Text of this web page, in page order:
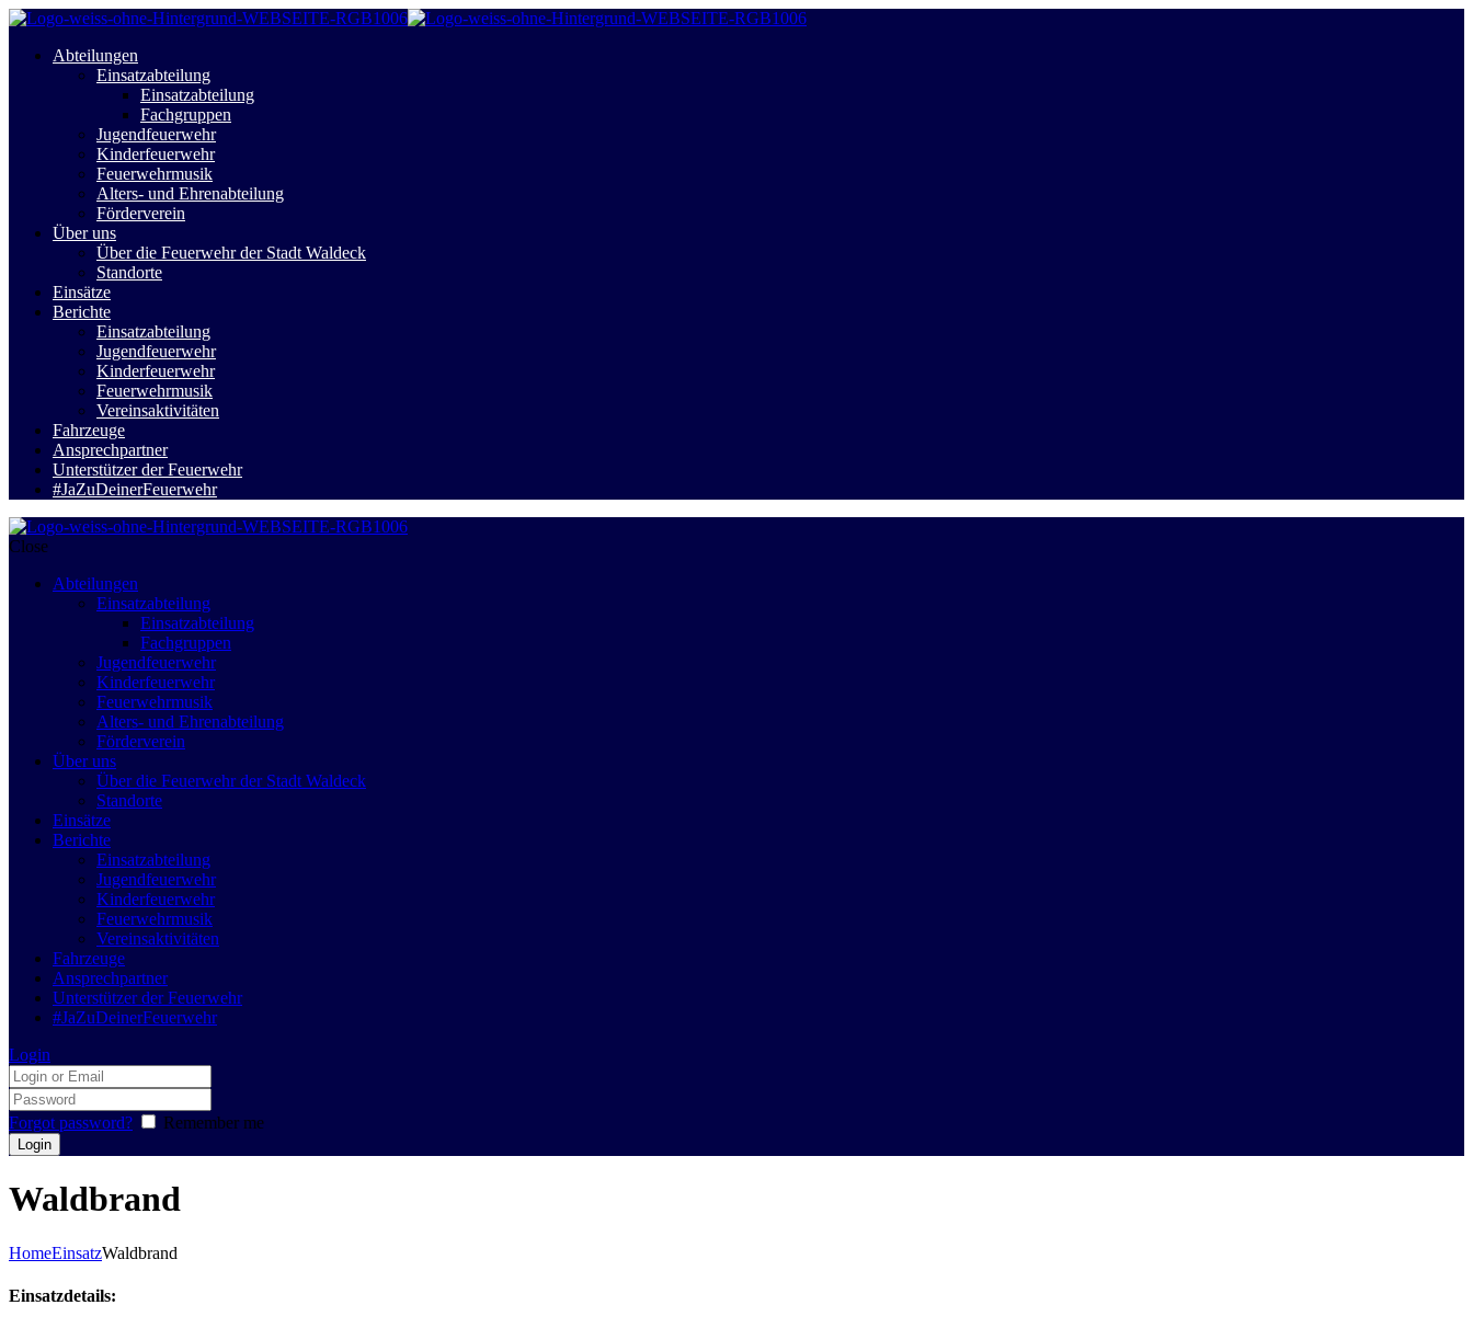
Abteilungen
Einsatzabteilung
Einsatzabteilung
Fachgruppen
Jugendfeuerwehr
Kinderfeuerwehr
Feuerwehrmusik
Alters- und Ehrenabteilung
Förderverein
Über uns
Über die Feuerwehr der Stadt Waldeck
Standorte
Einsätze
Berichte
Einsatzabteilung
Jugendfeuerwehr
Kinderfeuerwehr
Feuerwehrmusik
Vereinsaktivitäten
Fahrzeuge
Ansprechpartner
Unterstützer der Feuerwehr
#JaZuDeinerFeuerwehr
Close
Abteilungen
Einsatzabteilung
Einsatzabteilung
Fachgruppen
Jugendfeuerwehr
Kinderfeuerwehr
Feuerwehrmusik
Alters- und Ehrenabteilung
Förderverein
Über uns
Über die Feuerwehr der Stadt Waldeck
Standorte
Einsätze
Berichte
Einsatzabteilung
Jugendfeuerwehr
Kinderfeuerwehr
Feuerwehrmusik
Vereinsaktivitäten
Fahrzeuge
Ansprechpartner
Unterstützer der Feuerwehr
#JaZuDeinerFeuerwehr
Login
Forgot password? Remember me
Waldbrand
HomeEinsatzWaldbrand
Einsatzdetails: